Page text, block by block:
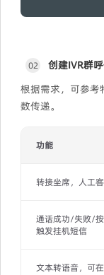
02
创建IVR群
根据需求，可参考
数传递。
功能
转接坐席，人工
通话成功/失败/
触发挂机短信
文本转语音，可